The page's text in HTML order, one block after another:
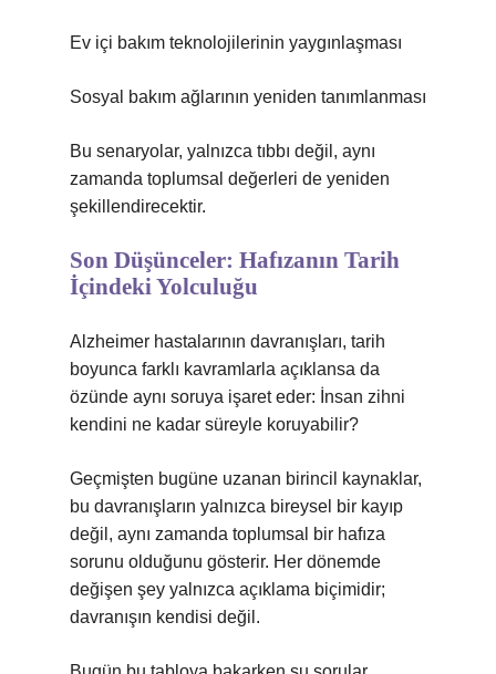
Ev içi bakım teknolojilerinin yaygınlaşması
Sosyal bakım ağlarının yeniden tanımlanması
Bu senaryolar, yalnızca tıbbı değil, aynı
zamanda toplumsal değerleri de yeniden
şekillendirecektir.
Son Düşünceler: Hafızanın Tarih
İçindeki Yolculuğu
Alzheimer hastalarının davranışları, tarih
boyunca farklı kavramlarla açıklansa da
özünde aynı soruya işaret eder: İnsan zihni
kendini ne kadar süreyle koruyabilir?
Geçmişten bugüne uzanan birincil kaynaklar,
bu davranışların yalnızca bireysel bir kayıp
değil, aynı zamanda toplumsal bir hafıza
sorunu olduğunu gösterir. Her dönemde
değişen şey yalnızca açıklama biçimidir;
davranışın kendisi değil.